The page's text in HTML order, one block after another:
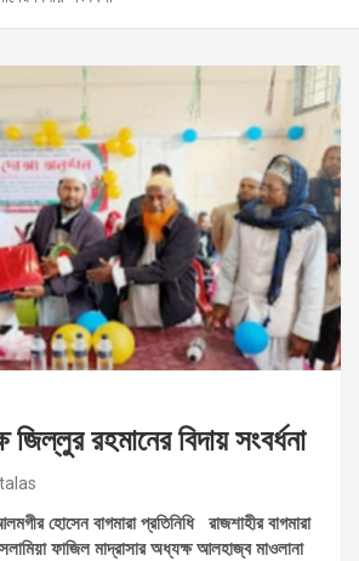
জিল্লুর রহমানের বিদায় সংবর্ধনা
talas
হোসেন বাগমারা প্রতিনিধি রাজশাহীর বাগমারা
ফাজিল মাদ্রাসার অধ্যক্ষ আলহাজ্ব মাওলানা